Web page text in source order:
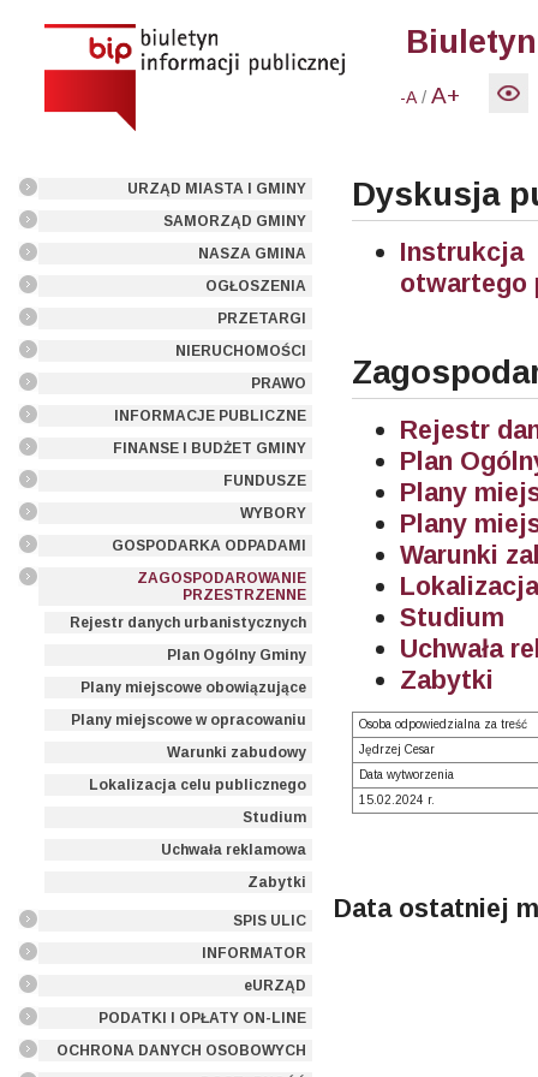
-A /A+
URZĄD MIASTA I GMINY
SAMORZĄD GMINY
NASZA GMINA
OGŁOSZENIA
PRZETARGI
NIERUCHOMOŚCI
PRAWO
INFORMACJE PUBLICZNE
FINANSE I BUDŻET GMINY
FUNDUSZE
WYBORY
GOSPODARKA ODPADAMI
ZAGOSPODAROWANIE
PRZESTRZENNE
Rejestr danych urbanistycznych
Plan Ogólny Gminy
Plany miejscowe obowiązujące
Plany miejscowe w opracowaniu
Warunki zabudowy
Lokalizacja celu publicznego
Studium
Uchwała reklamowa
Zabytki
SPIS ULIC
INFORMATOR
eURZĄD
PODATKI I OPŁATY ON-LINE
OCHRONA DANYCH OSOBOWYCH
Dyskusja
Instrukcja
otwartego
Rejestr
Plan
Plany
Plany
Warunki
Studium
Uchwała
Zabytki
Osoba odpowiedzialna za treść
Jędrzej Cesar
Data wytworzenia
15.02.2024 r.
Data ostatniej